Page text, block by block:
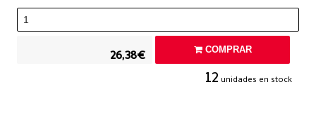
26,38€ COMPRAR
12 unidades en stock